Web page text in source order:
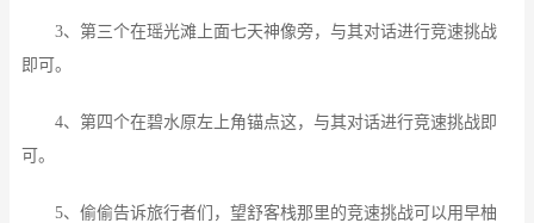
3、第三个在瑶光滩上面七天神像旁，与其对话进行竞速挑战
即可。
4、第四个在碧水原左上角锚点这，与其对话进行竞速挑战即
可。
5、偷偷告诉旅行者们，望舒客栈那里的竞速挑战可以用早柚